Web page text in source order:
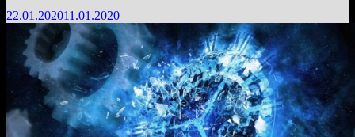
22.01.202011.01.2020